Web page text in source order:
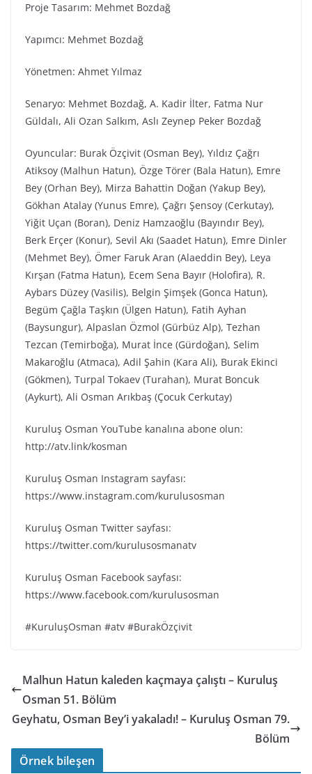
Proje Tasarım: Mehmet Bozdağ
Yapımcı: Mehmet Bozdağ
Yönetmen: Ahmet Yılmaz
Senaryo: Mehmet Bozdağ, A. Kadir İlter, Fatma Nur
Güldalı, Ali Ozan Salkım, Aslı Zeynep Peker Bozdağ
Oyuncular: Burak Özçivit (Osman Bey), Yıldız Çağrı
Atiksoy (Malhun Hatun), Özge Törer (Bala Hatun), Emre
Bey (Orhan Bey), Mirza Bahattin Doğan (Yakup Bey),
Gökhan Atalay (Yunus Emre), Çağrı Şensoy (Cerkutay),
Yiğit Uçan (Boran), Deniz Hamzaoğlu (Bayındır Bey),
Berk Erçer (Konur), Sevil Akı (Saadet Hatun), Emre Dinler
(Mehmet Bey), Ömer Faruk Aran (Alaeddin Bey), Leya
Kırşan (Fatma Hatun), Ecem Sena Bayır (Holofira), R.
Aybars Düzey (Vasilis), Belgin Şimşek (Gonca Hatun),
Begüm Çağla Taşkın (Ülgen Hatun), Fatih Ayhan
(Baysungur), Alpaslan Özmol (Gürbüz Alp), Tezhan
Tezcan (Temirboğa), Murat İnce (Gürdoğan), Selim
Makaroğlu (Atmaca), Adil Şahin (Kara Ali), Burak Ekinci
(Gökmen), Turpal Tokaev (Turahan), Murat Boncuk
(Aykurt), Ali Osman Arıkbaş (Çocuk Cerkutay)
Kuruluş Osman YouTube kanalına abone olun:
http://atv.link/kosman
Kuruluş Osman Instagram sayfası:
https://www.instagram.com/kurulusosman
Kuruluş Osman Twitter sayfası:
https://twitter.com/kurulusosmanatv
Kuruluş Osman Facebook sayfası:
https://www.facebook.com/kurulusosman
#KuruluşOsman #atv #BurakÖzçivit
Malhun Hatun kaleden kaçmaya çalıştı – Kuruluş
Osman 51. Bölüm
Geyhatu, Osman Bey’i yakaladı! – Kuruluş Osman 79.
Bölüm
Örnek bileşen